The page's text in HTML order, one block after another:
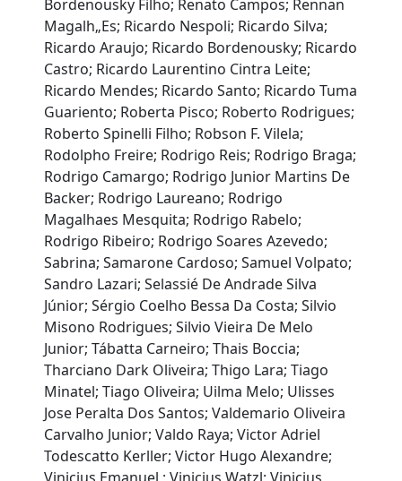
Bordenousky Filho; Renato Campos; Rennan
Magalh„Es; Ricardo Nespoli; Ricardo Silva;
Ricardo Araujo; Ricardo Bordenousky; Ricardo
Castro; Ricardo Laurentino Cintra Leite;
Ricardo Mendes; Ricardo Santo; Ricardo Tuma
Guariento; Roberta Pisco; Roberto Rodrigues;
Roberto Spinelli Filho; Robson F. Vilela;
Rodolpho Freire; Rodrigo Reis; Rodrigo Braga;
Rodrigo Camargo; Rodrigo Junior Martins De
Backer; Rodrigo Laureano; Rodrigo
Magalhaes Mesquita; Rodrigo Rabelo;
Rodrigo Ribeiro; Rodrigo Soares Azevedo;
Sabrina; Samarone Cardoso; Samuel Volpato;
Sandro Lazari; Selassié De Andrade Silva
Júnior; Sérgio Coelho Bessa Da Costa; Silvio
Misono Rodrigues; Silvio Vieira De Melo
Junior; Tábatta Carneiro; Thais Boccia;
Tharciano Dark Oliveira; Thigo Lara; Tiago
Minatel; Tiago Oliveira; Uilma Melo; Ulisses
Jose Peralta Dos Santos; Valdemario Oliveira
Carvalho Junior; Valdo Raya; Victor Adriel
Todescatto Kerller; Victor Hugo Alexandre;